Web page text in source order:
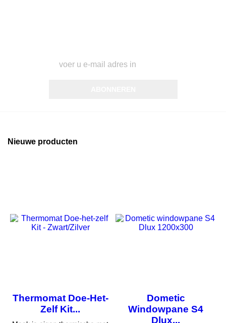
Nieuwe producten
Thermomat Doe-Het-
Zelf Kit...
Dometic
Windowpane S4
Dlux...